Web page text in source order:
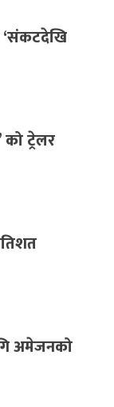
‘संकटदेखि
को ट्रेलर
अमेजनको